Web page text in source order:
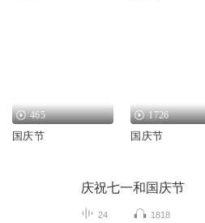
465
国庆节
1726
国庆节
庆祝七一和国庆节
24 1818